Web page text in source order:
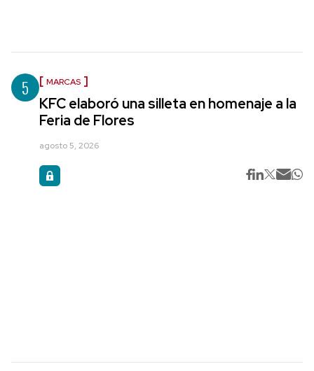
5 MARCAS
KFC elaboró una silleta en homenaje a la
Feria de Flores
agosto 5, 2026